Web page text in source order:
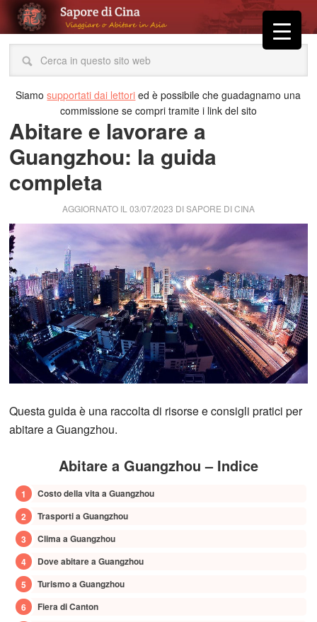
Siamosupportati dai lettori ed è possibile che guadagnamo una
commissione se compri tramite i link del sito
Abitare e lavorare a
Guangzhou: la guida
completa
AGGIORNATO IL 03/07/2023 DISAPORE DI CINA
Questa guida è una raccolta di risorse e consigli pratici per
abitare a Guangzhou.
Abitare a Guangzhou – Indice
Costo della vita a Guangzhou
Trasporti a Guangzhou
Clima a Guangzhou
Dove abitare a Guangzhou
Turismo a Guangzhou
Fiera di Canton